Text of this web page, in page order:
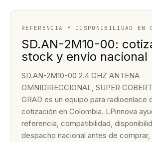
REFERENCIA Y DISPONIBILIDAD EN
SD.AN-2M10-00:
stock y envío nacional
SD.AN-2M10-00 2.4 GHZ ANTENA
OMNIDIRECCIONAL, SUPER
GRAD es un equipo para radioenlace
cotización en Colombia. LPinnova
referencia, compatibilidad,
despacho nacional antes de